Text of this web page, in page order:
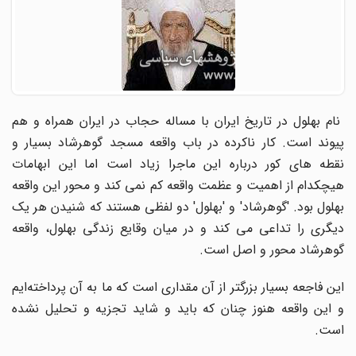
نام بهلول در تاریخ ایران با مساله حجاب در ایران همراه و هم
پیوند است. کار ناکرده در باب واقعه مسجد گوهرشاد بسیار و
نقطه های کور درباره این ماجرا زیاد است اما این ابهامات
هیچکدام از اهمیت و عظمت واقعه کم نمی کند و محور این واقعه
بهلول بود. 'گوهرشاد' و 'بهلول' دو لفظی هستند که شنیدن هر یک
دیگری را تداعی می کند و در میان وقایع زندگی بهلول، واقعه
گوهرشاد محور و اصل است.
این فاجعه بسیار بزرگتر از آن مقداری است که ما به آن پرداخته‌ایم
و این واقعه هنوز چنان که باید و شاید تجزیه و تحلیل نشده
است.